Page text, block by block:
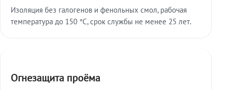
Изоляция без галогенов и фенольных смол, рабочая
температура до 150 °C, срок службы не менее 25 лет.
Огнезащита проёма